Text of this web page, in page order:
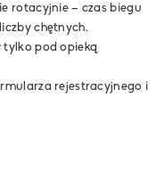
rotacyjnie – czas biegu
chętnych.
tylko pod opieką
rejestracyjnego i